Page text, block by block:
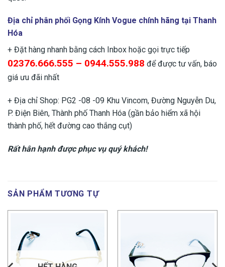
Địa chỉ phân phối Gọng Kính Vogue chính hãng tại Thanh
Hóa
+ Đặt hàng nhanh bằng cách Inbox hoặc gọi trực tiếp
02376.666.555 – 0944.555.988 để được tư vấn, báo
giá ưu đãi nhất
+ Địa chỉ Shop: PG2 -08 -09 Khu Vincom, Đường Nguyễn Du,
P. Điện Biên, Thành phố Thanh Hóa (gần bảo hiểm xã hội
thành phố, hết đường cao thắng cụt)
Rất hân hạnh được phục vụ quý khách!
SẢN PHẨM TƯƠNG TỰ